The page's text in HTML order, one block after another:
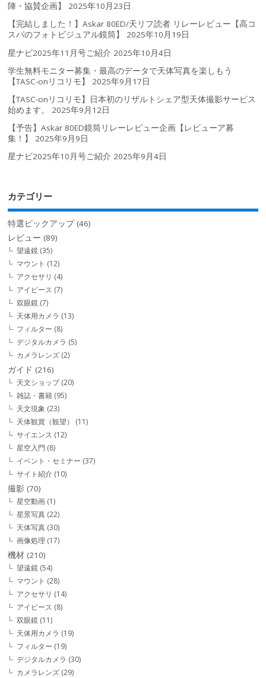
陣・協賛企画】
2025年10月23日
【完結しました！】Askar 80ED/天リフ読者 リレーレビュー【高コ
スパのフォトビジュアル鏡筒】
2025年10月19日
星ナビ2025年11月号ご紹介 2025年10月4日
学生無料モニター募集・最高のデータで天体写真を楽しもう
【TASC-onリコリモ】
2025年9月17日
【TASC-onリコリモ】日本初のリザルトシェア型天体撮影サービス
始めます。
2025年9月12日
【予告】Askar 80ED鏡筒リレーレビュー企画【レビューア募
集！】
2025年9月9日
星ナビ2025年10月号ご紹介 2025年9月4日
カテゴリー
特選ピックアップ(46)
レビュー (89)
望遠鏡 (35)
マウント (12)
アクセサリ (4)
アイピース (7)
双眼鏡 (7)
天体用カメラ (13)
フィルター (8)
デジタルカメラ (5)
カメラレンズ (2)
ガイド (216)
天文ショップ(20)
雑誌・書籍 (95)
天文現象 (23)
天体観賞（観望）
(11)
サイエンス (12)
星空入門 (8)
イベント・セミナー (37)
サイト紹介 (10)
撮影 (70)
星空動画 (1)
星景写真 (22)
天体写真 (30)
画像処理 (17)
機材 (210)
望遠鏡 (54)
マウント (28)
アクセサリ (14)
アイピース (8)
双眼鏡 (11)
天体用カメラ (19)
フィルター (19)
デジタルカメラ (30)
カメラレンズ (29)